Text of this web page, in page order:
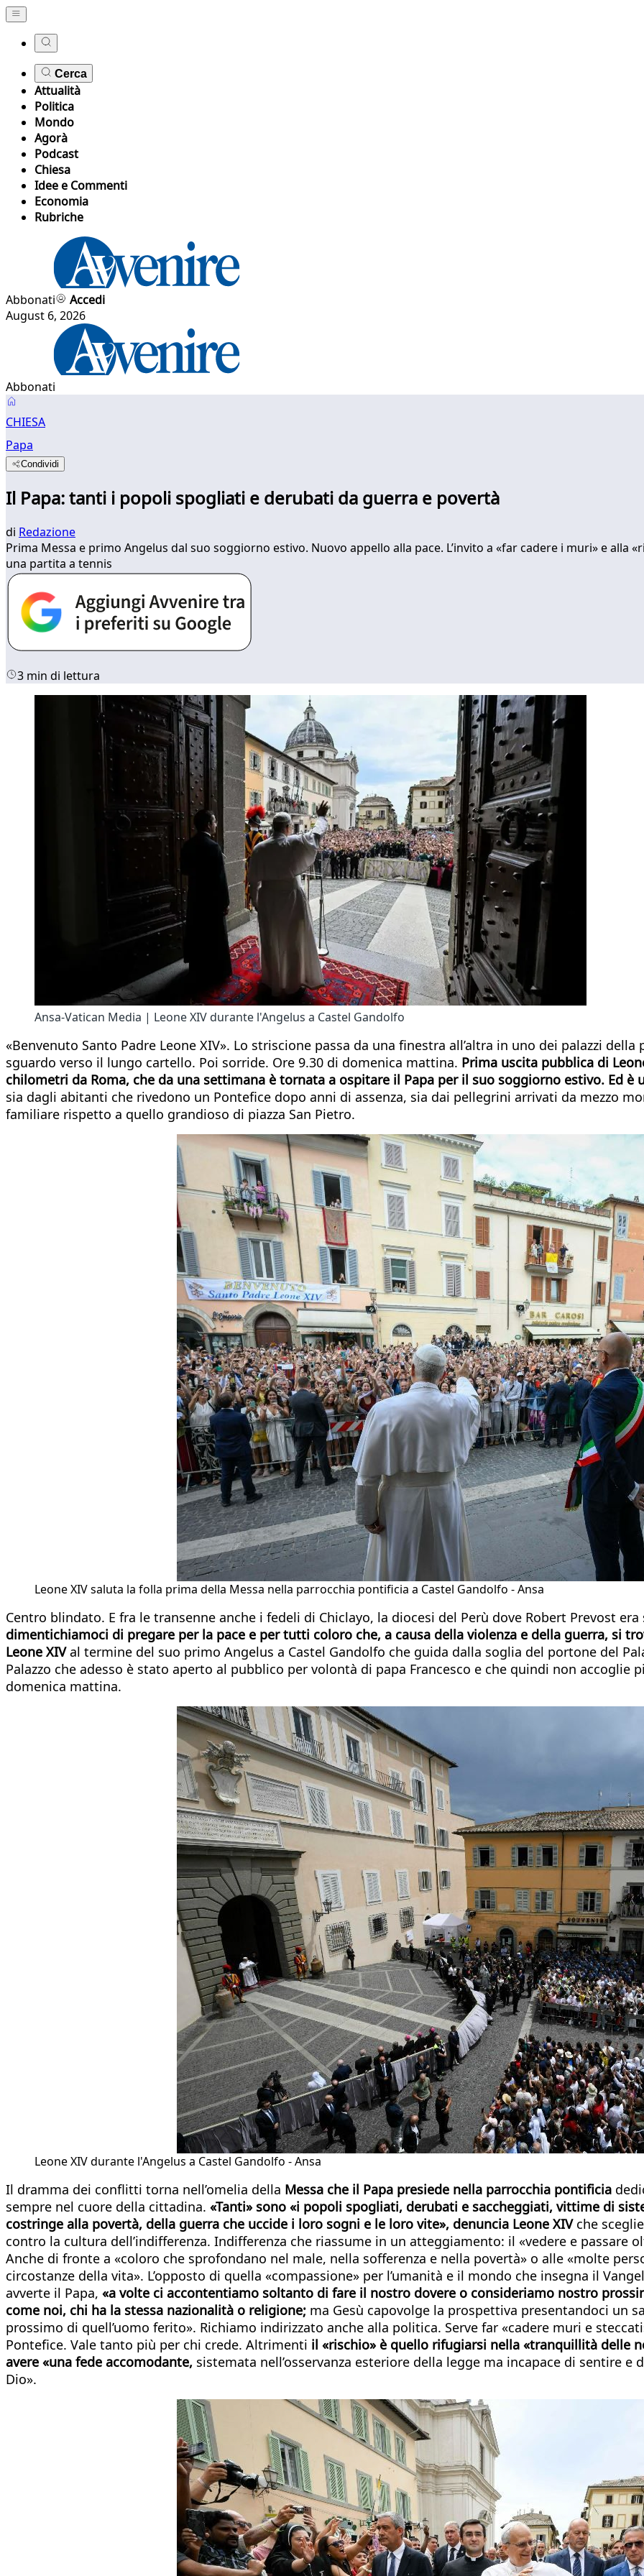
Cerca
Attualità
Politica
Mondo
Agorà
Podcast
Chiesa
Idee e Commenti
Economia
Rubriche
Abbonati
Accedi
August 6, 2026
Abbonati
CHIESA
Papa
Condividi
Il Papa: tanti i popoli spogliati e derubati da guerra e povertà
di Redazione
Prima Messa e primo Angelus dal suo soggiorno estivo. Nuovo appello alla pace. L’invito a «far cadere i muri» e alla
una partita a tennis
3 min di lettura
Ansa-Vatican Media | Leone XIV durante l'Angelus a Castel Gandolfo
«Benvenuto Santo Padre Leone XIV». Lo striscione passa da una finestra all’altra in uno dei palazzi
sguardo verso il lungo cartello. Poi sorride. Ore 9.30 di domenica mattina. Prima uscita pubblica di
chilometri da Roma, che da una settimana è tornata a ospitare il Papa per il suo soggiorno estivo. Ed
sia dagli abitanti che rivedono un Pontefice dopo anni di assenza, sia dai pellegrini arrivati da mezzo
familiare rispetto a quello grandioso di piazza San Pietro.
Leone XIV saluta la folla prima della Messa nella parrocchia pontificia a Castel Gandolfo - Ansa
Centro blindato. E fra le transenne anche i fedeli di Chiclayo, la diocesi del Perù dove Robert Prevost
dimentichiamoci di pregare per la pace e per tutti coloro che, a causa della violenza e della guerra, si
Leone XIVal termine del suo primo Angelus a Castel Gandolfo che guida dalla soglia del portone del
Palazzo che adesso è stato aperto al pubblico per volontà di papa Francesco e che quindi non accoglie
domenica mattina.
Leone XIV durante l'Angelus a Castel Gandolfo - Ansa
Il dramma dei conflitti torna nell’omelia della Messa che il Papa presiede nella parrocchia pontificia
sempre nel cuore della cittadina. «Tanti» sono «i popoli spogliati, derubati e saccheggiati, vittime di
costringe alla povertà, della guerra che uccide i loro sogni e le loro vite», denuncia Leone XIVche
contro la cultura dell’indifferenza. Indifferenza che riassume in un atteggiamento: il «vedere e passare
Anche di fronte a «coloro che sprofondano nel male, nella sofferenza e nella povertà» o alle «molte
circostanze della vita». L’opposto di quella «compassione» per l’umanità e il mondo che insegna il
avverte il Papa, «a volte ci accontentiamo soltanto di fare il nostro dovere o consideriamo nostro
come noi, chi ha la stessa nazionalità o religione; ma Gesù capovolge la prospettiva presentandoci un
prossimo di quell’uomo ferito». Richiamo indirizzato anche alla politica. Serve far «cadere muri e
Pontefice. Vale tanto più per chi crede. Altrimenti il «rischio» è quello rifugiarsi nella «tranquillità delle
avere «una fede accomodante, sistemata nell’osservanza esteriore della legge ma incapace di sentire
Dio».